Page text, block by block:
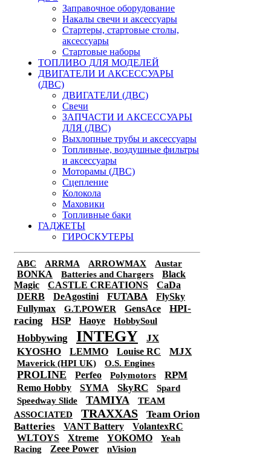
Заправочное оборудование
Накалы свечи и аксессуары
Стартеры, стартовые столы,
аксессуары
Стартовые наборы
ТОПЛИВО ДЛЯ МОДЕЛЕЙ
ДВИГАТЕЛИ И АКСЕССУАРЫ
(ДВС)
ДВИГАТЕЛИ (ДВС)
Свечи
ЗАПЧАСТИ И АКСЕССУАРЫ
ДЛЯ (ДВС)
Выхлопные трубы и аксессуары
Топливные, воздушные фильтры
и аксессуары
Моторамы (ДВС)
Сцепление
Колокола
Маховики
Топливные баки
ГАДЖЕТЫ
ГИРОСКУТЕРЫ
ABC ARRMA ARROWMAX
Austar
BONKA
Batteries and Chargers
Black
Magic
CASTLE CREATIONS
CaDa
DERB
DeAgostini FUTABA FlySky
Fullymax G.T.POWER GensAce
HPI-
racing
HSP Haoye HobbySoul
Hobbywing INTEGY
JX
KYOSHO
LEMMO Louise RC MJX
Maverick (HPI UK) O.S. Engines
PROLINE Perfeo Polymotors RPM
Remo Hobby SYMA SkyRC
Spard
Speedway Slide
TAMIYA
TEAM
ASSOCIATED
TRAXXAS
Team Orion
Batteries
VANT Battery
VolantexRC
WLTOYS
Xtreme YOKOMO
Yeah
Racing
Zeee Power nVision